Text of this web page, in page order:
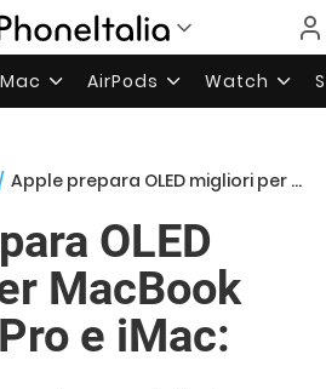
Mac AirPods Watch
Apple prepara OLED migliori per MacBook Pro, iPad Pro e iMac:
OLED
MacBook
e iMac: